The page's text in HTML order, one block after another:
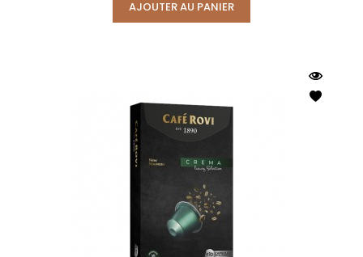
AJOUTER AU PANIER